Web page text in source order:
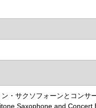
ン・サクソフォーンとコンサ
Saxophone and Concert